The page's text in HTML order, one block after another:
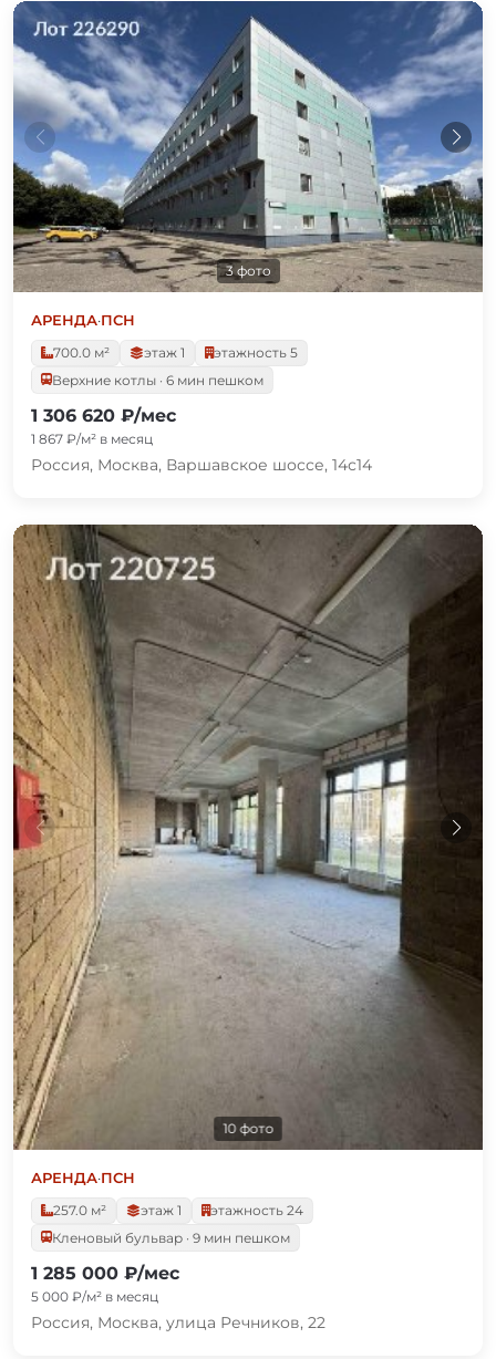
3 фото
АРЕНДА·ПСН
700.0 м²
этаж 1
этажность 5
Верхние котлы · 6 мин пешком
1 306 620 ₽/мес
1 867 ₽/м² в месяц
Россия, Москва, Варшавское шоссе, 14с14
10 фото
АРЕНДА·ПСН
257.0 м²
этаж 1
этажность 24
Кленовый бульвар · 9 мин пешком
1 285 000 ₽/мес
5 000 ₽/м² в месяц
Россия, Москва, улица Речников, 22